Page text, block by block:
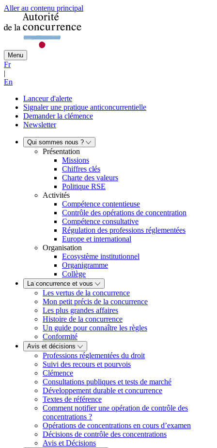
Aller au contenu principal
Menu
Fr
|
En
Lanceur d'alerte
Signaler une pratique anticoncurrentielle
Demander la clémence
Newsletter
Qui sommes nous ?
Présentation
Missions
Chiffres clés
Charte des valeurs
Politique RSE
Activités
Compétence contentieuse
Contrôle des opérations de concentration
Compétence consultative
Régulation des professions réglementées
Europe et international
Organisation
Ecosystème institutionnel
Organigramme
Collège
La concurrence et vous
Les vertus de la concurrence
Mon petit précis de la concurrence
Les plus grandes affaires
Histoire de la concurrence
Un guide pour connaître les règles
Conformité
Avis et décisions
Professions réglementées du droit
Suivi des recours et pourvois
Clémence
Consultations publiques et tests de marché
Développement durable et concurrence
Textes de référence
Comment notifier une opération de contrôle des
concentrations ?
Opérations de concentrations en cours d’examen
Décisions de contrôle des concentrations
Avis et Décisions